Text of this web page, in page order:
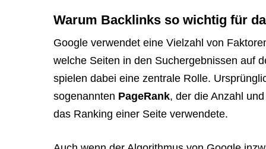
Warum Backlinks so wichtig für
Google verwendet eine Vielzahl von
welche Seiten in den Suchergebnissen auf
spielen dabei eine zentrale Rolle.
sogenannten PageRank, der die Anzahl
das Ranking einer Seite verwendete.